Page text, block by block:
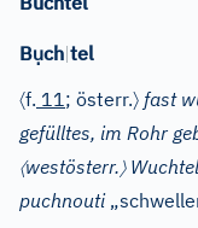
Bụch|tel
〈f. 11; österr.〉 fast
gefülltes, im Rohr
〈westösterr. 〉Wuchtel
puchnouti